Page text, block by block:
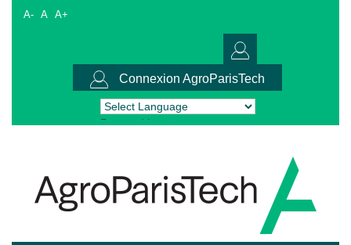
A- A A+
Connexion AgroParisTech
Powered by Translate